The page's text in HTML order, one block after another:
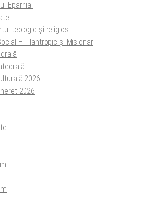
Eparhial
teologic şi religios
– Filantropic și Misionar
2026
2026